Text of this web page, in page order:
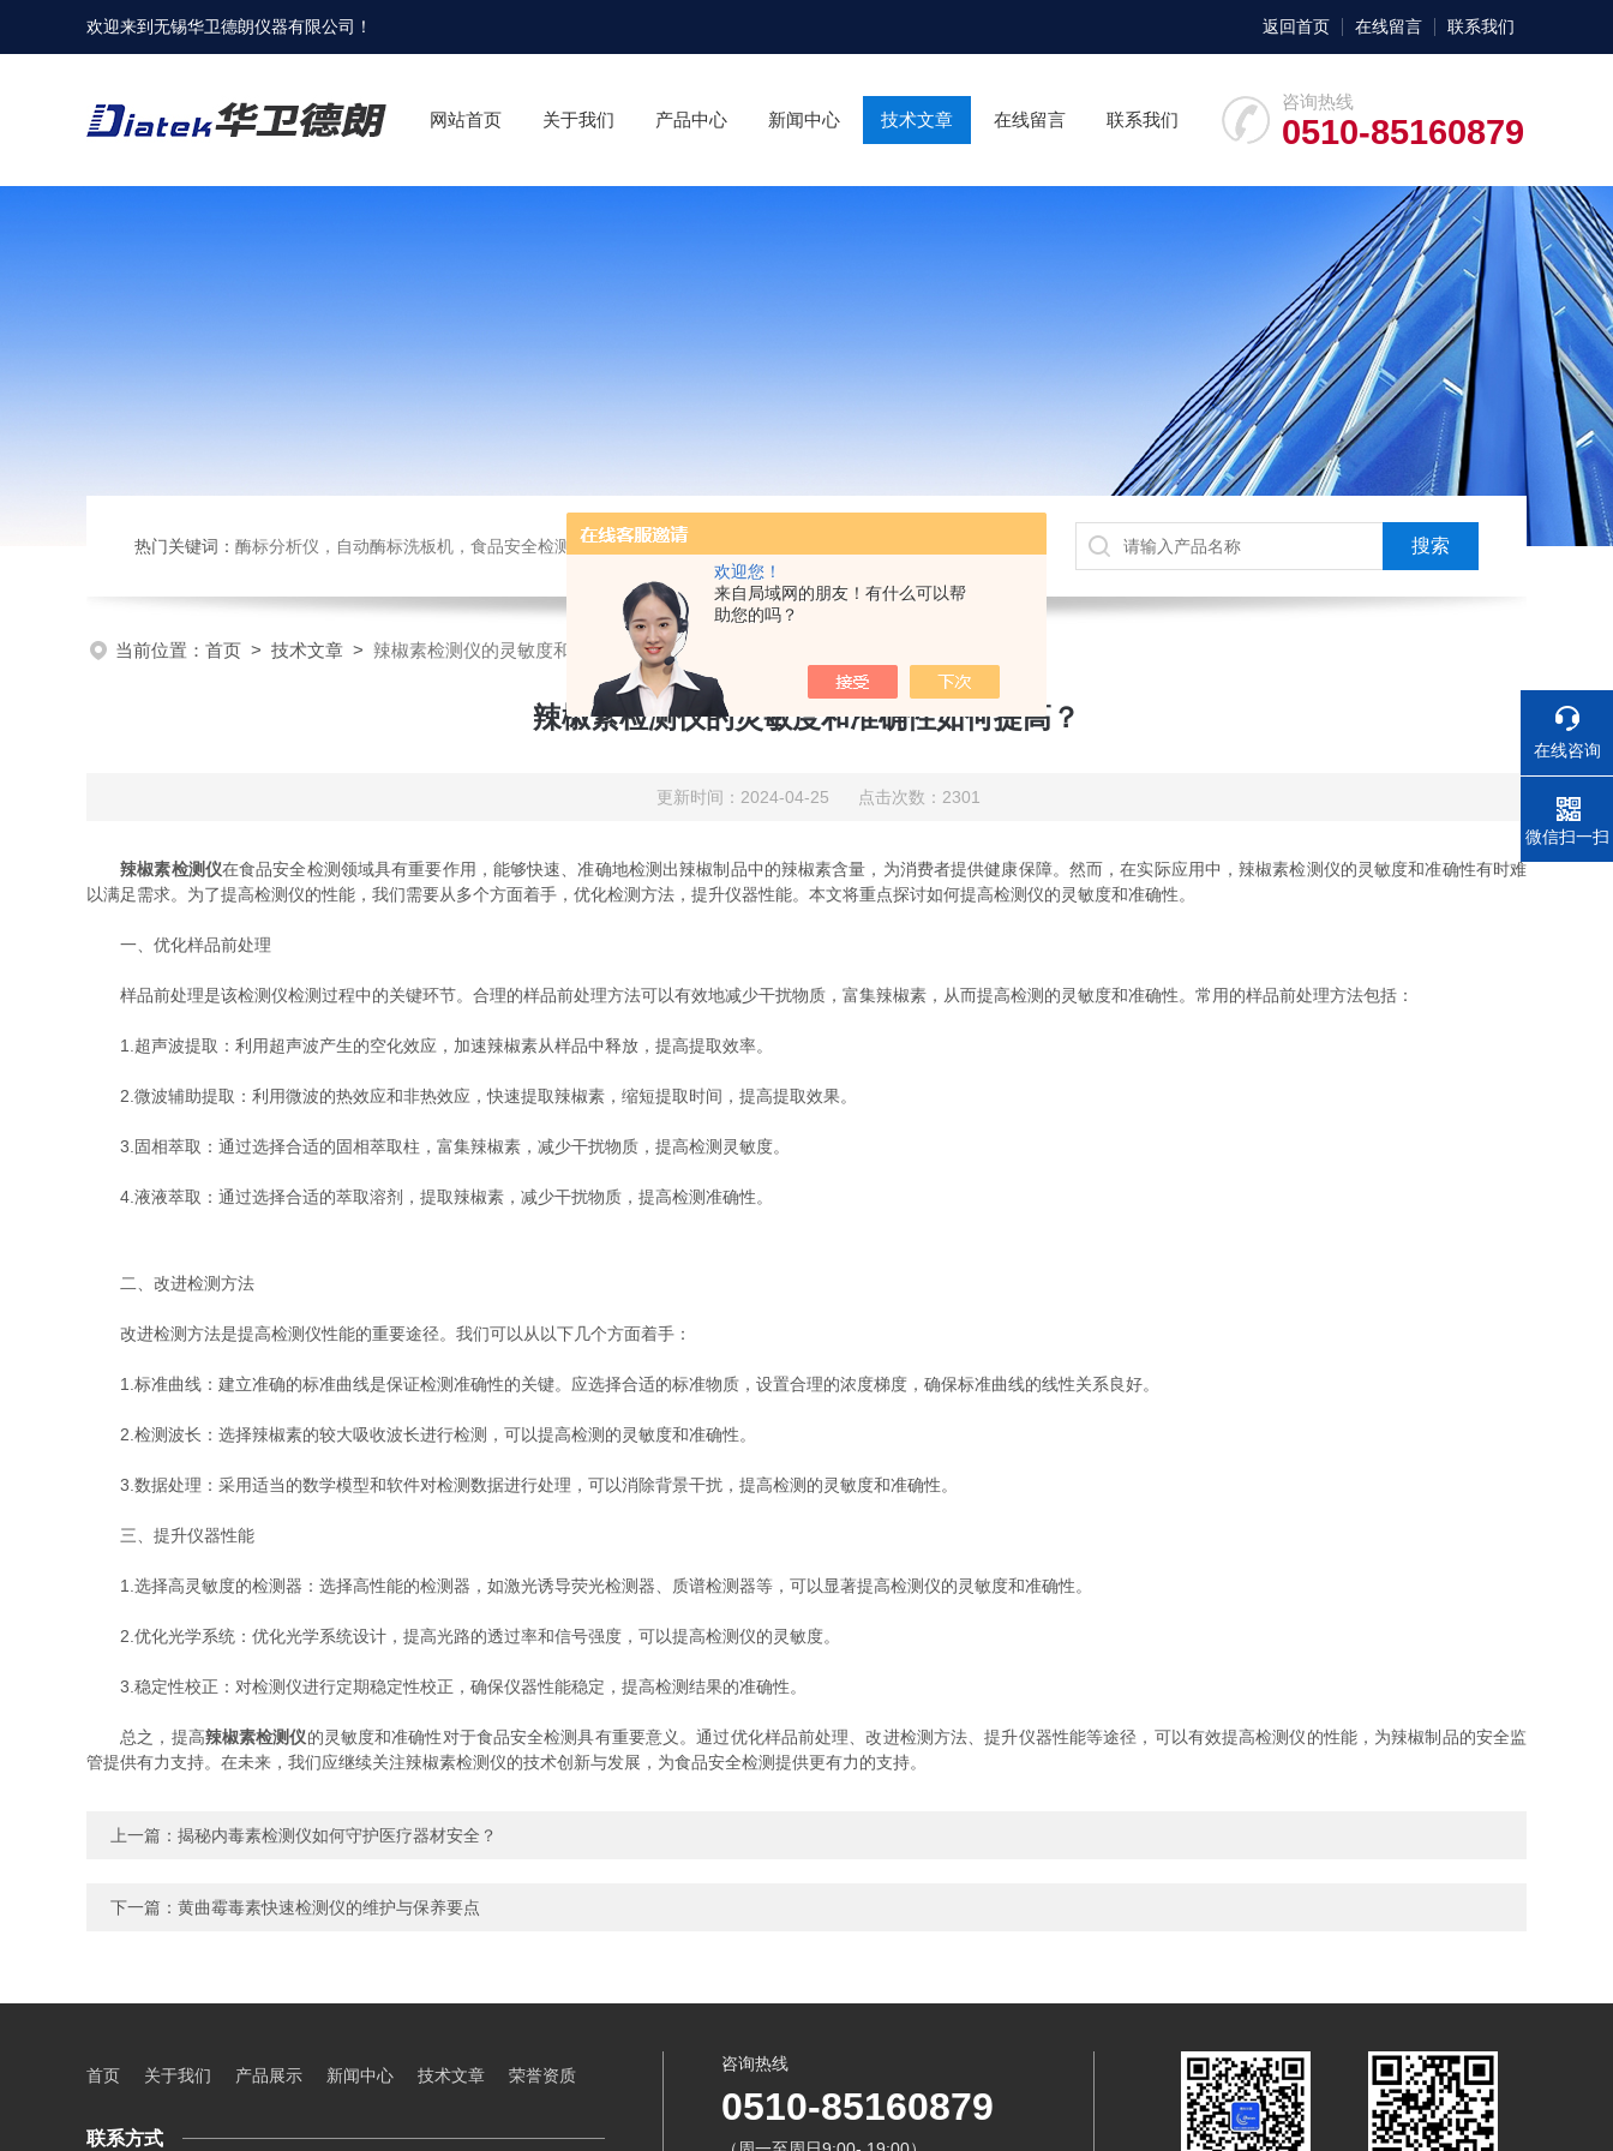
欢迎您！
来自局域网的朋友！有什么可以帮
助您的吗？
欢迎来到无锡华卫德朗仪器有限公司 ！ 返回首页 在线留言 联系我们
咨询热线
0510-85160879
网站首页 关于我们 产品中心 新闻中心 技术文章 在线留言 联系我们
热门关键词： 酶标分析仪，自动酶标洗板机，食品安全检测仪，农药残留快速分析仪，兽药残留快速分析仪，动物疫病分析仪
当前位置： 首页 > 技术文章 > 辣椒素检测仪的灵敏度和准确性如何提高？
辣椒素检测仪的灵敏度和准确性如何提高？
更新时间：2024-04-25 点击次数：2301
辣椒素检测仪在食品安全检测领域具有重要作用，能够快速、准确地检测出辣椒制品中的辣椒素含量，为消费者提供健康保障。然而，在实际应用中，辣椒素检测仪的灵敏度和准确性有时难
以满足需求。为了提高检测仪的性能，我们需要从多个方面着手，优化检测方法，提升仪器性能。本文将重点探讨如何提高检测仪的灵敏度和准确性。
一、优化样品前处理
样品前处理是该检测仪检测过程中的关键环节。合理的样品前处理方法可以有效地减少干扰物质，富集辣椒素，从而提高检测的灵敏度和准确性。常用的样品前处理方法包括：
1.超声波提取：利用超声波产生的空化效应，加速辣椒素从样品中释放，提高提取效率。
2.微波辅助提取：利用微波的热效应和非热效应，快速提取辣椒素，缩短提取时间，提高提取效果。
3.固相萃取：通过选择合适的固相萃取柱，富集辣椒素，减少干扰物质，提高检测灵敏度。
4.液液萃取：通过选择合适的萃取溶剂，提取辣椒素，减少干扰物质，提高检测准确性。
二、改进检测方法
改进检测方法是提高检测仪性能的重要途径。我们可以从以下几个方面着手：
1.标准曲线：建立准确的标准曲线是保证检测准确性的关键。应选择合适的标准物质，设置合理的浓度梯度，确保标准曲线的线性关系良好。
2.检测波长：选择辣椒素的较大吸收波长进行检测，可以提高检测的灵敏度和准确性。
3.数据处理：采用适当的数学模型和软件对检测数据进行处理，可以消除背景干扰，提高检测的灵敏度和准确性。
三、提升仪器性能
1.选择高灵敏度的检测器：选择高性能的检测器，如激光诱导荧光检测器、质谱检测器等，可以显著提高检测仪的灵敏度和准确性。
2.优化光学系统：优化光学系统设计，提高光路的透过率和信号强度，可以提高检测仪的灵敏度。
3.稳定性校正：对检测仪进行定期稳定性校正，确保仪器性能稳定，提高检测结果的准确性。
总之，提高辣椒素检测仪的灵敏度和准确性对于食品安全检测具有重要意义。通过优化样品前处理、改进检测方法、提升仪器性能等途径，可以有效提高检测仪的性能，为辣椒制品的安全监
管提供有力支持。在未来，我们应继续关注辣椒素检测仪的技术创新与发展，为食品安全检测提供更有力的支持。
上一篇： 揭秘内毒素检测仪如何守护医疗器材安全？
下一篇： 黄曲霉毒素快速检测仪的维护与保养要点
首页 关于我们 产品展示 新闻中心 技术文章 荣誉资质
联系方式
咨询热线
0510-85160879
在线咨询
电话
微信扫一扫